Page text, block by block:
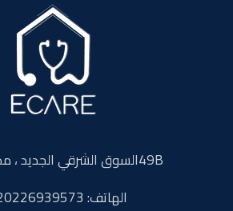
49Bالسوق الشرقي الجديد ، مدينة الرحاب
الهاتف: 0020226939573